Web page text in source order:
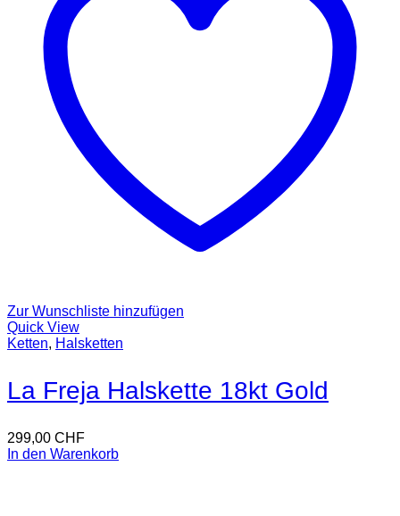
Zur Wunschliste hinzufügen
Quick View
Ketten, Halsketten
La Freja Halskette 18kt Gold
299,00 CHF
In den Warenkorb